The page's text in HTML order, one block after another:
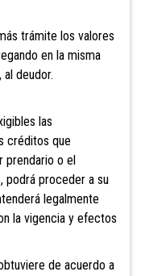
trámite los valores
en la misma
deudor.
las
créditos que
prendario o el
podrá proceder a su
legalmente
la vigencia y efectos
de acuerdo a